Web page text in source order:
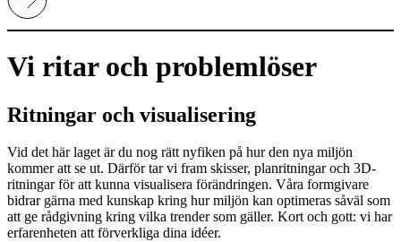
Vi ritar och problemlöser
Ritningar och visualisering
Vid det här laget är du nog rätt nyfiken på hur den nya miljön
kommer att se ut. Därför tar vi fram skisser, planritningar och 3D-
ritningar för att kunna visualisera förändringen. Våra formgivare
bidrar gärna med kunskap kring hur miljön kan optimeras såväl som
att ge rådgivning kring vilka trender som gäller. Kort och gott: vi har
erfarenheten att förverkliga dina idéer.